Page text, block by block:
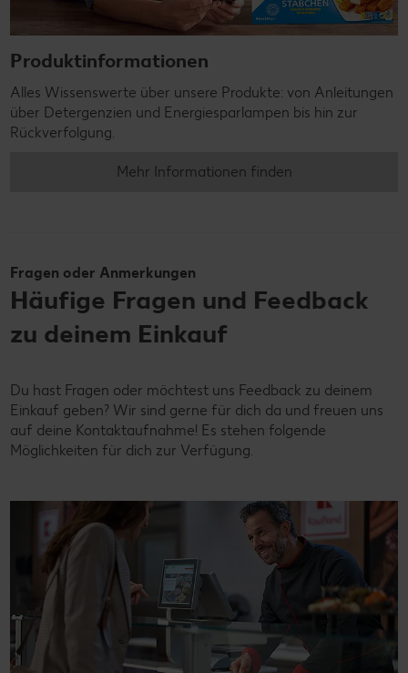
Produktinformationen
Alles Wissenswerte über unsere Produkte: von Anleitungen
über Detergenzien und Energiesparlampen bis hin zur
Rückverfolgung.
Mehr Informationen finden
Fragen oder Anmerkungen
Häufige Fragen und Feedback
zu deinem Einkauf
Du hast Fragen oder möchtest uns Feedback zu deinem
Einkauf geben? Wir sind gerne für dich da und freuen uns
auf deine Kontaktaufnahme! Es stehen folgende
Möglichkeiten für dich zur Verfügung.